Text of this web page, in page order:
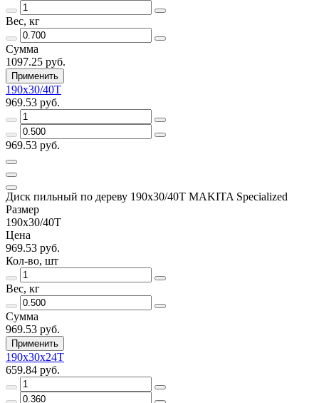
Вес, кг
Сумма
1097.25 руб.
Применить
190х30/40Т
969.53 руб.
969.53 руб.
Диск пильный по дереву 190х30/40Т MAKITA Specialized
Размер
190х30/40Т
Цена
969.53 руб.
Кол-во, шт
Вес, кг
Сумма
969.53 руб.
Применить
190х30х24Т
659.84 руб.